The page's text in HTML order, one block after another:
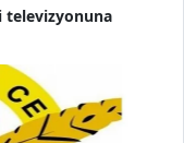
televizyonuna